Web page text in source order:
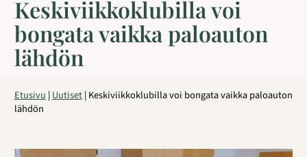
Keskiviikkoklubilla voi
bongata vaikka paloauton
lähdön
Etusivu|Uutiset|Keskiviikkoklubilla voi bongata vaikka paloauton
lähdön